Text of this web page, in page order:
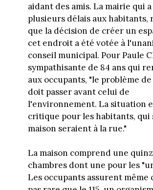
aidant des amis. La mairie qui
plusieurs délais aux habitants,
que la décision de créer un
cet endroit a été votée à
conseil municipal. Pour Paule
sympathisante de 84 ans qui
aux occupants, "le problème
doit passer avant celui de
l'environnement. La situation
critique pour les habitants, qui
maison seraient à la rue."
La maison comprend une
chambres dont une pour les
Les occupants assurent même